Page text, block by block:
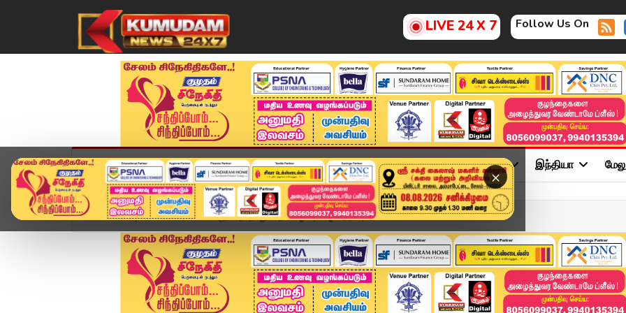
LIVE 24 X 7 Follow Us On
×
முகப்பு விளையாட்டு அண்மை தமிழ்நாடு சினிமா அரசியல் விளையாட்டு இந்தியா
Home வீடியோ ஸ்டோரி பேருந்தை தாறுமாறாக ஓட்டிய ஓட்டுநர் | Kumudam News